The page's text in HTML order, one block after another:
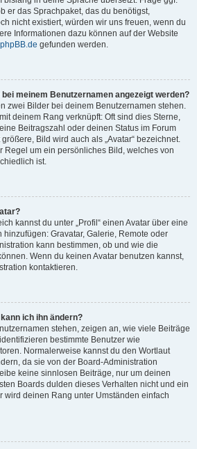
er das Sprachpaket, das du benötigst,
nicht existiert, würden wir uns freuen, wenn du
Informationen dazu können auf der Website
phpBB.de gefunden werden.
meinem Benutzernamen angezeigt werden?
zwei Bilder bei deinem Benutzernamen stehen.
deinem Rang verknüpft: Oft sind dies Sterne,
Beitragszahl oder deinen Status im Forum
Bild wird auch als „Avatar“ bezeichnet.
Regel um ein persönliches Bild, welches von
ist.
kannst du unter „Profil“ einen Avatar über eine
Gravatar, Galerie, Remote oder
kann bestimmen, ob und wie die
Wenn du keinen Avatar benutzen kannst,
kontaktieren.
ich ihn ändern?
stehen, zeigen an, wie viele Beiträge
bestimmte Benutzer wie
Normalerweise kannst du den Wortlaut
da sie von der Board-Administration
keine sinnlosen Beiträge, nur um deinen
Boards dulden dieses Verhalten nicht und ein
wird deinen Rang unter Umständen einfach